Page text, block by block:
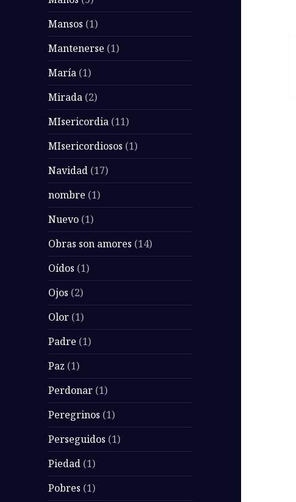
Mansos (1)
Mantenerse (1)
María (1)
Mirada (2)
MIsericordia (11)
MIsericordiosos (1)
Navidad (17)
nombre (1)
Nuevo (1)
Obras son amores (14)
Oídos (1)
Ojos (2)
Olor (1)
Padre (1)
Paz (1)
Perdonar (1)
Peregrinos (1)
Perseguidos (1)
Piedad (1)
Pobres (1)